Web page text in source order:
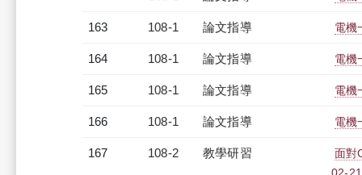
163 108-1 論文指導 電機
164 108-1 論文指導 電機
165 108-1 論文指導 電機
166 108-1 論文指導 電機
167 108-2 教學研習
面對